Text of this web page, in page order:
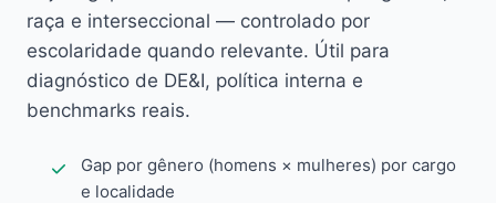
raça e interseccional — controlado por
escolaridade quando relevante. Útil para
diagnóstico de DE&I, política interna e
benchmarks reais.
Gap por gênero (homens × mulheres) por cargo
e localidade